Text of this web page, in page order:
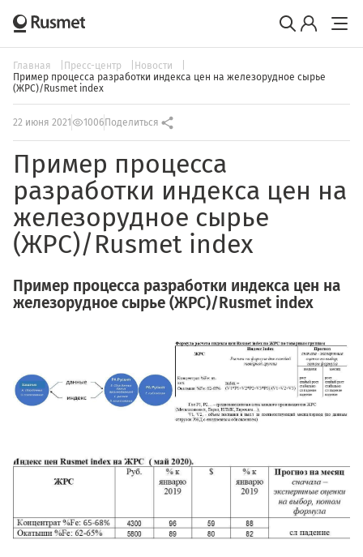
Главная Пресс-центр
Новости
Пример процесса разработки индекса цен на железорудное сырье
(ЖРС)/Rusmet index
22 июня 2021 1006 Поделиться
Пример процесса
разработки индекса цен на
железорудное сырье
(ЖРС)/Rusmet index
Пример процесса разработки индекса цен на
железорудное сырье (ЖРС)/Rusmet index